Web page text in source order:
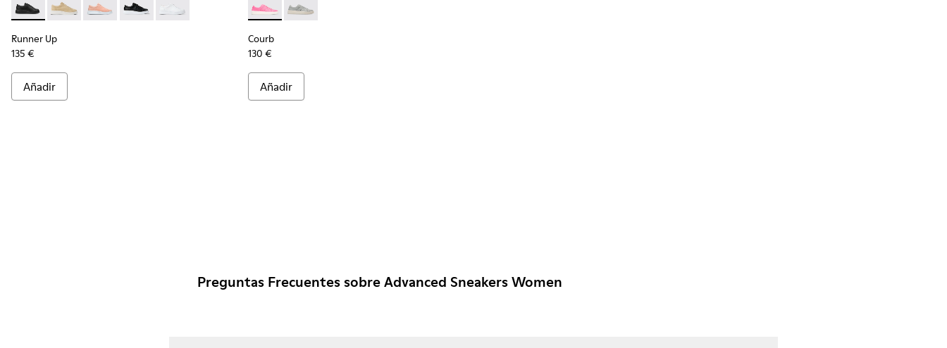
Runner Up - K200508-042 - Zapatillas de piel negras para mujer.
Runner Up - K200508-056
Runner Up - K200508-055
Runner Up - K200508-043 - Zapatillas de piel negras para mujer.
Runner Up - K200508-041 - Zapatillas blancas de piel para mujer.
Runner Up
135 €
Añadir
Courb - K200828-014 - Pink
Courb - K200828-021 - Sneaker en gris para mujer
Courb
130 €
Añadir
Preguntas Frecuentes sobre Advanced Sneakers Women